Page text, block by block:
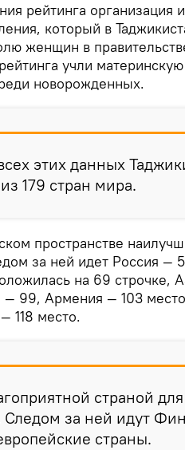
рейтинга
который в
женщин в
учли
новорожденных.
этих данных
179 стран мира.
пространстве
за ней идет Россия —
на 69 строчке,
— 99, Армения — 103
118 место.
страной
Следом за ней идут
страны.